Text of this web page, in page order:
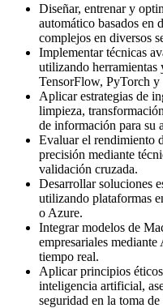
Diseñar, entrenar y
automático basados en
complejos en diversos
Implementar técnicas
utilizando herramientas
TensorFlow, PyTorch y
Aplicar estrategias de
limpieza,
de información para su
Evaluar el rendimiento
precisión mediante
validación cruzada.
Desarrollar soluciones
utilizando plataformas
o Azure.
Integrar modelos de
empresariales mediante
tiempo real.
Aplicar principios
inteligencia artificial,
seguridad en la toma